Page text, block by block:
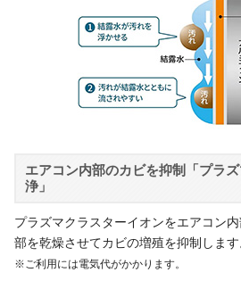
エアコン内部のカビを抑制「プラ
浄」
プラズマクラスターイオンをエアコン
部を乾燥させてカビの増殖を抑制します
※ご利用には電気代がかかります。